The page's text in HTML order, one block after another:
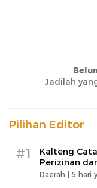
Jadilah
Pilihan Editor
#1
Kalteng
Perizinan
Daerah | 5 hari